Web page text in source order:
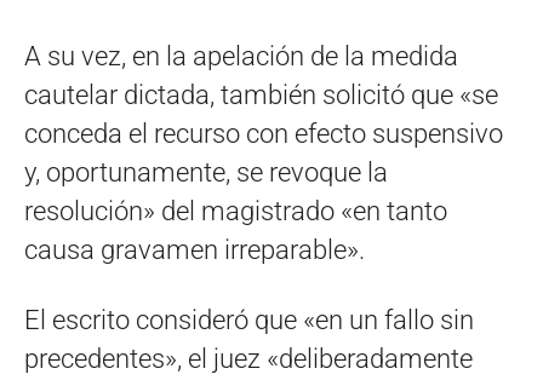
A su vez, en la apelación de la medida
cautelar dictada, también solicitó que «se
conceda el recurso con efecto suspensivo
y, oportunamente, se revoque la
resolución» del magistrado «en tanto
causa gravamen irreparable».
El escrito consideró que «en un fallo sin
precedentes», el juez «deliberadamente